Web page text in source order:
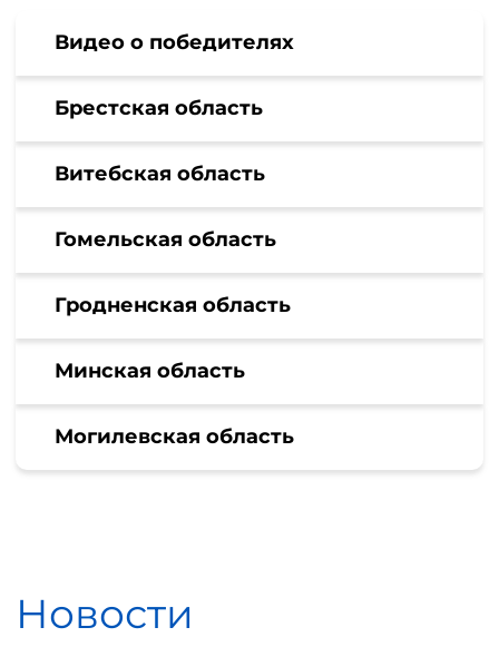
Видео о победителях
Брестская область
Витебская область
Гомельская область
Гродненская область
Минская область
Могилевская область
Новости